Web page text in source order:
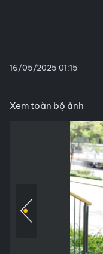
16/05/2025 01:15
Xem toàn bộ ảnh